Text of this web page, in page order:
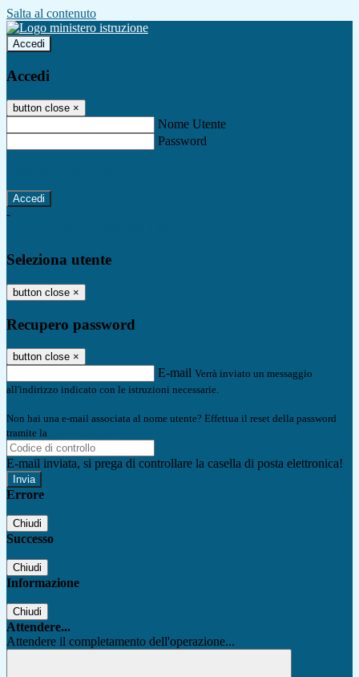
Salta al contenuto
Accedi
Accedi
button close ×
Nome Utente
Password
-
Seleziona utente
button close ×
Recupero password
button close ×
E-mail Verrà inviato un messaggio
all'indirizzo indicato con le istruzioni necessarie.
Non hai una e-mail associata al nome utente? Effettua il reset della password
tramite la
E-mail inviata, si prega di controllare la casella di posta elettronica!
Errore
Chiudi
Successo
Chiudi
Informazione
Chiudi
Attendere...
Attendere il completamento dell'operazione...